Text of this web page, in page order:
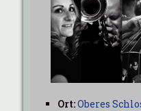
Ort:Oberes